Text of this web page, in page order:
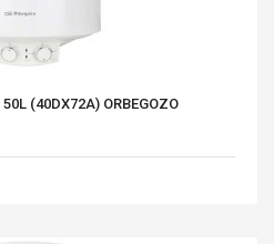
(40DX72A) ORBEGOZO